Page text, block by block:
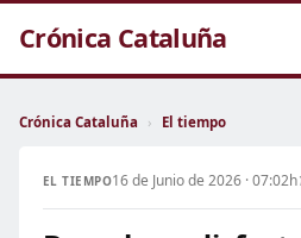
Crónica Cataluña
Crónica Cataluña › El tiempo
EL TIEMPO16 de Junio de 2026 · 07:02h